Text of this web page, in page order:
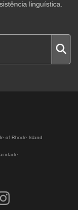
linguística.
of Rhode Island